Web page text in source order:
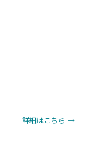
詳細はこちら →